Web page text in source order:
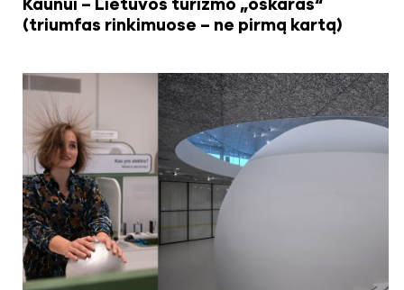
Kaunui – Lietuvos turizmo „oskaras“
(triumfas rinkimuose – ne pirmą kartą)